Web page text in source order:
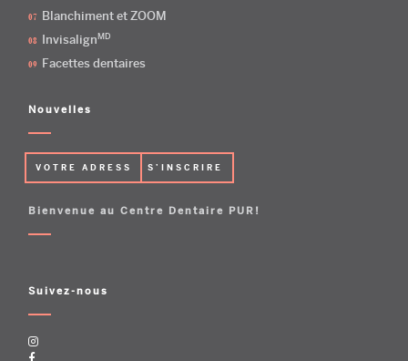
Blanchiment et ZOOM
Invisalign MD
Facettes dentaires
Nouvelles
Bienvenue au Centre Dentaire PUR!
Suivez-nous